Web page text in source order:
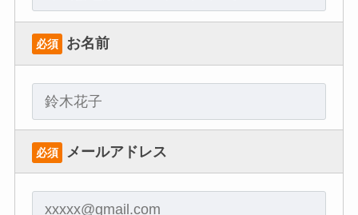
必須 お名前
必須 メールアドレス